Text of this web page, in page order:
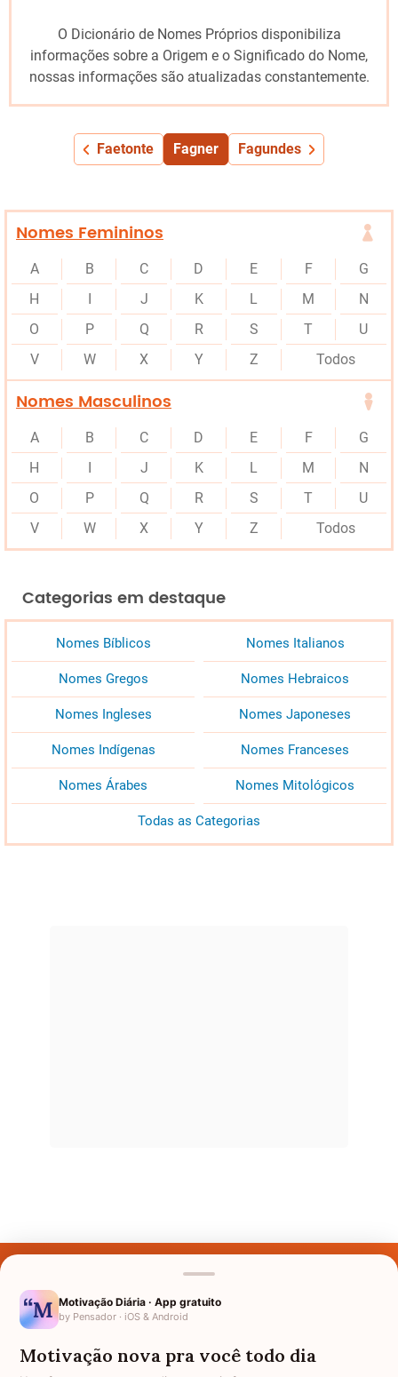
O Dicionário de Nomes Próprios disponibiliza
informações sobre a Origem e o Significado do Nome,
nossas informações são atualizadas constantemente.
Faetonte Fagner Fagundes
Nomes Femininos
A B C D E F
G
H
I J K L M
N
O
P Q R S T
U
V
W X Y Z Todos
Nomes Masculinos
A B C D E F
G
H
I J K L M
N
O
P Q R S T
U
V
W X Y Z Todos
Categorias em destaque
Nomes Bíblicos Nomes Italianos
Nomes Gregos Nomes Hebraicos
Nomes Ingleses Nomes Japoneses
Nomes Indígenas Nomes Franceses
Nomes Árabes Nomes Mitológicos
Todas as Categorias
Nomes pelo Mundo
Motivação Diária · App gratuito
by Pensador · iOS & Android
Motivação nova pra você todo dia